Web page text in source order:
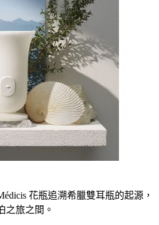
花瓶追溯希臘雙耳瓶的起源，
之旅之間。